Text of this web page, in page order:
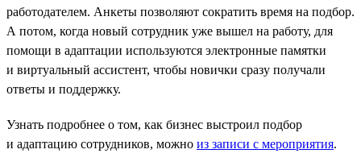
работодателем. Анкеты позволяют сократить время на подбор.
А потом, когда новый сотрудник уже вышел на работу, для
помощи в адаптации используются электронные памятки
и виртуальный ассистент, чтобы новички сразу получали
ответы и поддержку.
Узнать подробнее о том, как бизнес выстроил подбор
и адаптацию сотрудников, можно из записи с мероприятия.